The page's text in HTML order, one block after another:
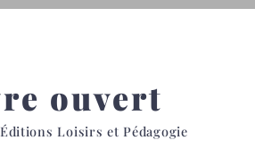
ouvert
Loisirs et Pédagogie